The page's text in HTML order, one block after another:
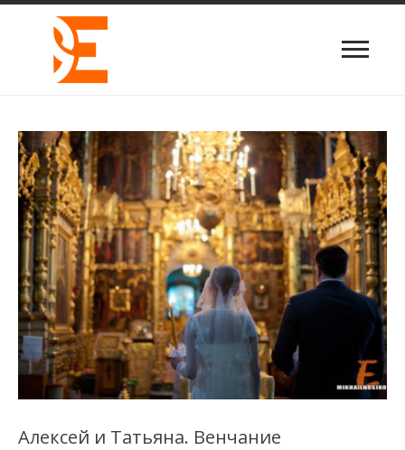
Алексей и Татьяна. Венчание